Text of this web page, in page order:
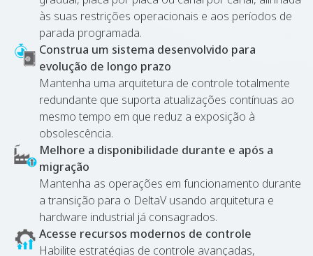
às suas restrições operacionais e aos períodos de
parada programada.
Construa um sistema desenvolvido para
evolução de longo prazo
Mantenha uma arquitetura de controle totalmente
redundante que suporta atualizações contínuas ao
mesmo tempo em que reduz a exposição à
obsolescência.
Melhore a disponibilidade durante e após a
migração
Mantenha as operações em funcionamento durante
a transição para o DeltaV usando arquitetura e
hardware industrial já consagrados.
Acesse recursos modernos de controle
Habilite estratégias de controle avançadas,